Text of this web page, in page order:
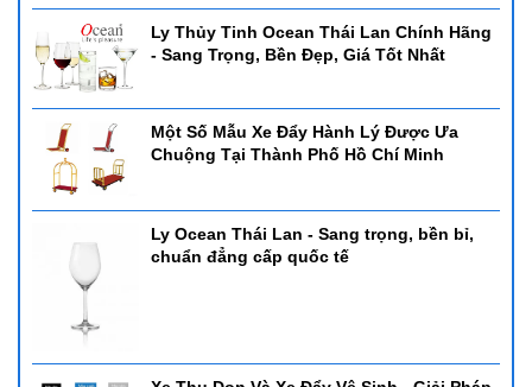
Ly Thủy Tinh Ocean Thái Lan Chính Hãng
- Sang Trọng, Bền Đẹp, Giá Tốt Nhất
Một Số Mẫu Xe Đẩy Hành Lý Được Ưa
Chuộng Tại Thành Phố Hồ Chí Minh
Ly Ocean Thái Lan - Sang trọng, bền bỉ,
chuẩn đẳng cấp quốc tế